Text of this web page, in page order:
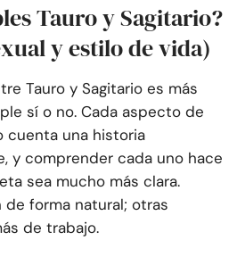
Tauro y Sagitario?
y estilo de vida)
Tauro y Sagitario es más
sí o no. Cada aspecto de
cuenta una historia
y comprender cada uno hace
sea mucho más clara.
de forma natural; otras
de trabajo.